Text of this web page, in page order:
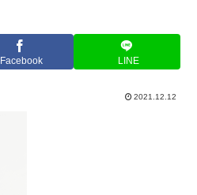
Facebook LINE
2021.12.12